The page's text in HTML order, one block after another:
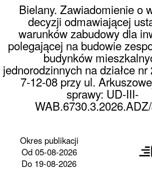
Bielany. Zawiadomienie o
decyzji odmawiającej
warunków zabudowy dla
polegającej na budowie
budynków
jednorodzinnych na działce
7-12-08 przy ul.
sprawy: UD-III-
Okres publikacji
Od05-08-2026
Do 19-08-2026
dalej